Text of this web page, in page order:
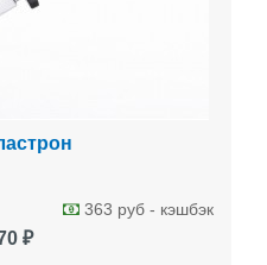
363 руб - кэшбэк
₽